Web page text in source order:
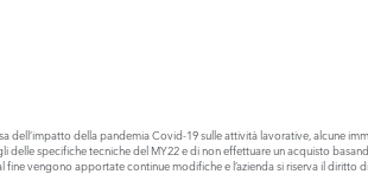
della pandemia Covid-19 sulle attività lavorative, alcune
specifiche tecniche del MY22 e di non effettuare un acquisto
vengono apportate continue modifiche e l’azienda si riserva il diritto